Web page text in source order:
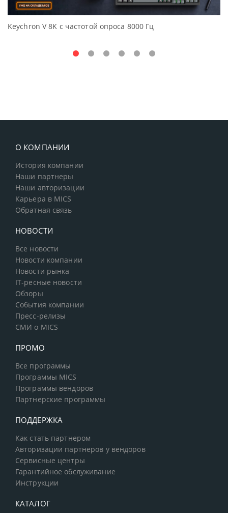
Keychron V 8K с частотой опроса 8000 Гц
О КОМПАНИИ
История компании
Наши партнеры
Наши авторизации
Карьера в MICS
Обратная связь
НОВОСТИ
Все новости
Новости компании
Новости рынка
IT-ресные новости
Обзоры
События компании
Пресс-релизы
СМИ о MICS
ПРОМО
Все программы
Программы MICS
Программы вендоров
Партнерские программы
ПОДДЕРЖКА
Как стать партнером
Авторизации партнеров у вендоров
Сервисные центры
Гарантийное обслуживание
Инструкции
КАТАЛОГ